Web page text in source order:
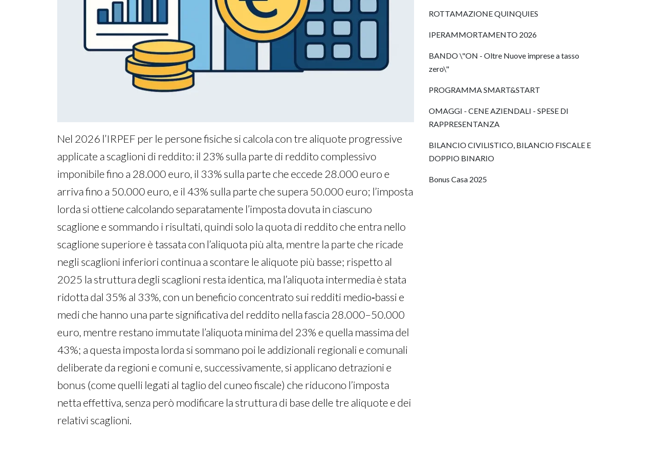
Nel 2026 l’IRPEF per le persone fisiche si calcola con tre aliquote progressive
applicate a scaglioni di reddito: il 23% sulla parte di reddito complessivo
imponibile fino a 28.000 euro, il 33% sulla parte che eccede 28.000 euro e
arriva fino a 50.000 euro, e il 43% sulla parte che supera 50.000 euro; l’imposta
lorda si ottiene calcolando separatamente l’imposta dovuta in ciascuno
scaglione e sommando i risultati, quindi solo la quota di reddito che entra nello
scaglione superiore è tassata con l’aliquota più alta, mentre la parte che ricade
negli scaglioni inferiori continua a scontare le aliquote più basse; rispetto al
2025 la struttura degli scaglioni resta identica, ma l’aliquota intermedia è stata
ridotta dal 35% al 33%, con un beneficio concentrato sui redditi medio‑bassi e
medi che hanno una parte significativa del reddito nella fascia 28.000–50.000
euro, mentre restano immutate l’aliquota minima del 23% e quella massima del
43%; a questa imposta lorda si sommano poi le addizionali regionali e comunali
deliberate da regioni e comuni e, successivamente, si applicano detrazioni e
bonus (come quelli legati al taglio del cuneo fiscale) che riducono l’imposta
netta effettiva, senza però modificare la struttura di base delle tre aliquote e dei
relativi scaglioni.
ROTTAMAZIONE QUINQUIES
IPERAMMORTAMENTO 2026
BANDO \"ON - Oltre Nuove imprese a tasso
zero\"
PROGRAMMA SMART&START
OMAGGI - CENE AZIENDALI - SPESE DI
RAPPRESENTANZA
BILANCIO CIVILISTICO, BILANCIO FISCALE E
DOPPIO BINARIO
Bonus Casa 2025